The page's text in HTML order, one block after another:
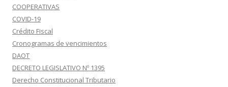
COOPERATIVAS
COVID-19
Crédito Fiscal
Cronogramas de vencimientos
DAOT
DECRETO LEGISLATIVO Nº 1395
Derecho Constitucional Tributario